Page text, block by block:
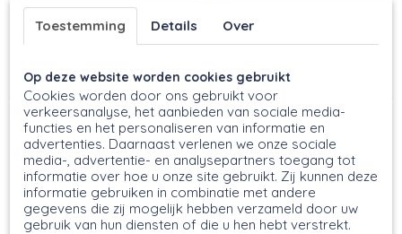
Inloggen Registreren
Home >Broodmixen>Maisbroodmix, 500g
Toestemming Details Over
Op deze website worden cookies gebruikt
Cookies worden door ons gebruikt voor
verkeersanalyse, het aanbieden van sociale media-
functies en het personaliseren van informatie en
advertenties. Daarnaast verlenen we onze sociale
media-, advertentie- en analysepartners toegang tot
informatie over hoe u onze site gebruikt. Zij kunnen deze
informatie gebruiken in combinatie met andere
gegevens die zij mogelijk hebben verzameld door uw
gebruik van hun diensten of die u hen hebt verstrekt.